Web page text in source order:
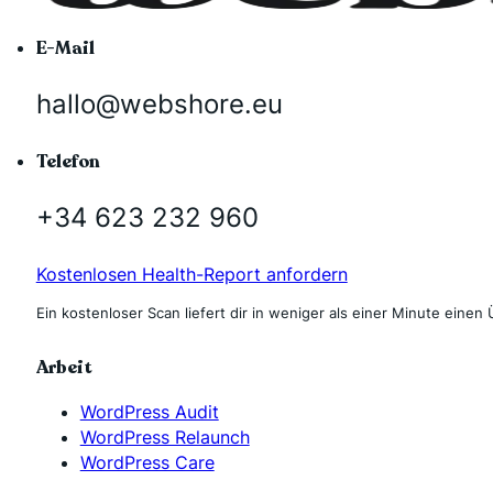
E-Mail
hallo@webshore.eu
Telefon
+34 623 232 960
Kostenlosen Health-Report anfordern
Ein kostenloser Scan liefert dir in weniger als einer Minute einen
Arbeit
WordPress Audit
WordPress Relaunch
WordPress Care